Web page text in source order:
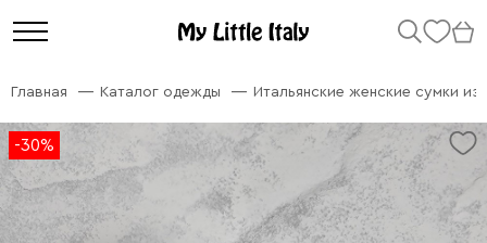
Главная Каталог одежды Итальянские женские сумки
-30%
-30%